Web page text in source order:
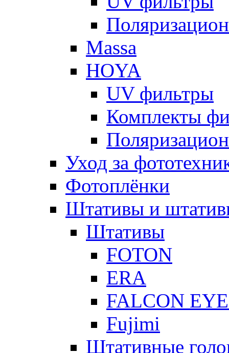
Massa
HOYA
UV фильтры
Комплекты
Уход за
Фотоплёнки
Штативы и
Штативы
FOTON
ERA
FALCON
Fujimi
Штативные